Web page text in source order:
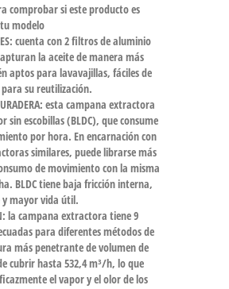
comprobar si este producto es
modelo
cuenta con 2 filtros de aluminio
la aceite de manera más
aptos para lavavajillas, fáciles de
su reutilización.
esta campana extractora
escobillas (BLDC), que consume
por hora. En encarnación con
similares, puede librarse más
de movimiento con la misma
BLDC tiene baja fricción interna,
y mayor vida útil.
la campana extractora tiene 9
para diferentes métodos de
más penetrante de volumen de
cubrir hasta 532,4 m³/h, lo que
el vapor y el olor de los